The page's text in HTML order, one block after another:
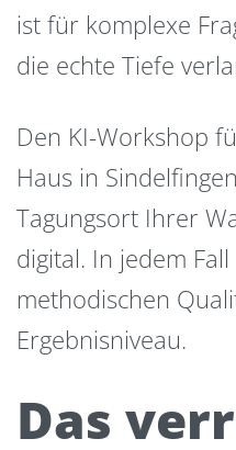
ist für komplexe
die echte Tiefe
Den KI-Workshop
Haus in
Tagungsort Ihrer
digital. In jedem
methodischen
Ergebnisniveau.
Das